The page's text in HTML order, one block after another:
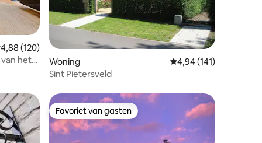
beoordeling van 4,88 op 5, 120 recensies
4,88 (120)
het
Woning Gemiddelde
4,94 (141)
Sint Pietersveld
Favoriet van gasten
Favoriet van gasten